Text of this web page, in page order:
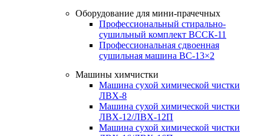
Оборудование для мини-прачечных
Профессиональный стирально-
сушильный комплект ВССК-11
Профессиональная сдвоенная
сушильная машина ВС-13×2
Машины химчистки
Машина сухой химической чистки
ЛВХ-8
Машина сухой химической чистки
ЛВХ-12/ЛВХ-12П
Машина сухой химической чистки